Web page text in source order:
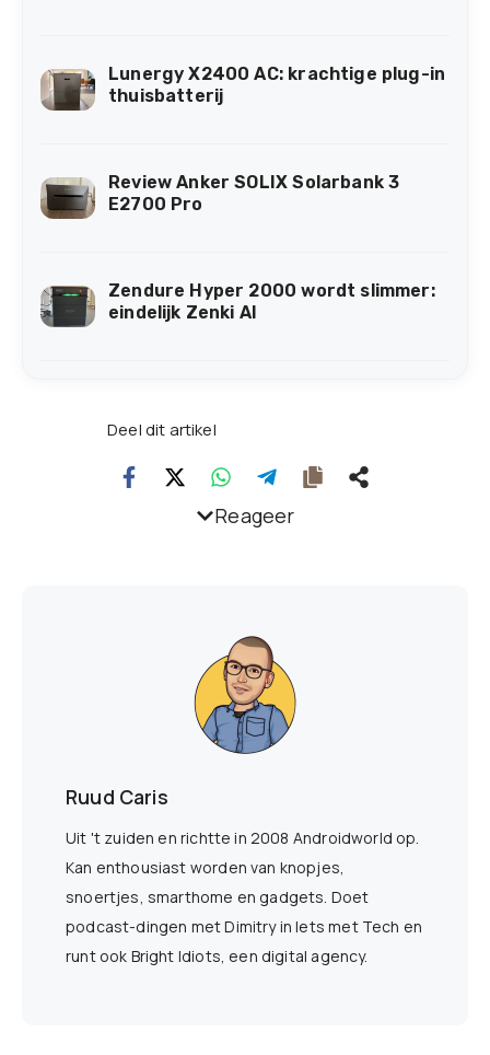
Lunergy X2400 AC: krachtige plug-in
thuisbatterij
Review Anker SOLIX Solarbank 3
E2700 Pro
Zendure Hyper 2000 wordt slimmer:
eindelijk Zenki AI
Deel dit artikel
Reageer
Ruud Caris
Uit 't zuiden en richtte in 2008 Androidworld op.
Kan enthousiast worden van knopjes,
snoertjes, smarthome en gadgets. Doet
podcast-dingen met Dimitry in Iets met Tech en
runt ook Bright Idiots, een digital agency.